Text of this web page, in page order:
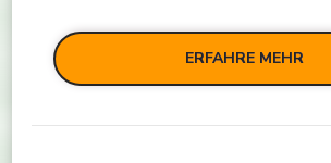
ERFAHRE MEHR